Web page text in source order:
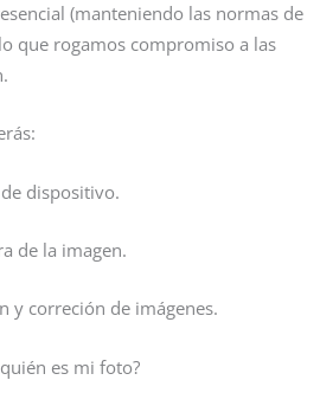
(manteniendo las normas de
que rogamos compromiso a las
dispositivo.
de la imagen.
y correción de imágenes.
es mi foto?